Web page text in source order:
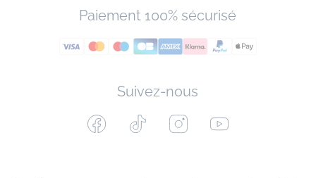
Paiement 100% sécurisé
Suivez-nous
Facebook Tiktok InstagramYoutube